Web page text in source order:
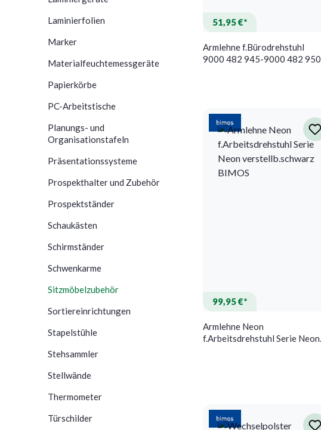
Laminierfolien
Marker
Materialfeuchtemessgeräte
Papierkörbe
PC-Arbeitstische
Planungs- und
Organisationstafeln
Präsentationssysteme
Prospekthalter und Zubehör
Prospektständer
Schaukästen
Schirmständer
Schwenkarme
Sitzmöbelzubehör
Sortiereinrichtungen
Stapelstühle
Stehsammler
Stellwände
Thermometer
Türschilder
51,95 €*
Armlehne f.Bürodrehstuhl
9000 482 945-9000 482 950
99,95 €*
Armlehne Neon
f.Arbeitsdrehstuhl Serie Neon